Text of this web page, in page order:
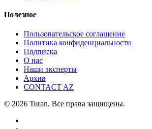
Полезное
Пользовательское соглашение
Политика конфиденциальности
Подписка
О нас
Наши эксперты
Архив
CONTACT AZ
© 2026 Turan. Все права защищены.